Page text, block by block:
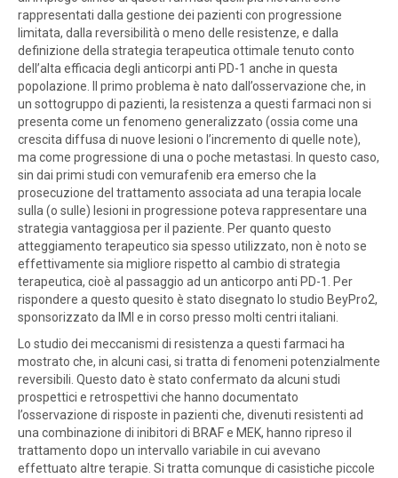
rappresentati dalla gestione dei pazienti con progressione
limitata, dalla reversibilità o meno delle resistenze, e dalla
definizione della strategia terapeutica ottimale tenuto conto
dell’alta efficacia degli anticorpi anti PD-1 anche in questa
popolazione. Il primo problema è nato dall’osservazione che, in
un sottogruppo di pazienti, la resistenza a questi farmaci non si
presenta come un fenomeno generalizzato (ossia come una
crescita diffusa di nuove lesioni o l’incremento di quelle note),
ma come progressione di una o poche metastasi. In questo caso,
sin dai primi studi con vemurafenib era emerso che la
prosecuzione del trattamento associata ad una terapia locale
sulla (o sulle) lesioni in progressione poteva rappresentare una
strategia vantaggiosa per il paziente. Per quanto questo
atteggiamento terapeutico sia spesso utilizzato, non è noto se
effettivamente sia migliore rispetto al cambio di strategia
terapeutica, cioè al passaggio ad un anticorpo anti PD-1. Per
rispondere a questo quesito è stato disegnato lo studio BeyPro2,
sponsorizzato da IMI e in corso presso molti centri italiani.
Lo studio dei meccanismi di resistenza a questi farmaci ha
mostrato che, in alcuni casi, si tratta di fenomeni potenzialmente
reversibili. Questo dato è stato confermato da alcuni studi
prospettici e retrospettivi che hanno documentato
l’osservazione di risposte in pazienti che, divenuti resistenti ad
una combinazione di inibitori di BRAF e MEK, hanno ripreso il
trattamento dopo un intervallo variabile in cui avevano
effettuato altre terapie. Si tratta comunque di casistiche piccole